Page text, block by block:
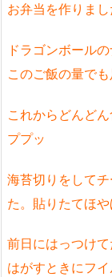
お弁当を作りまし
ドラゴンボール
このご飯の量で
これからどんど
ププッ
海苔切りをして
た。貼りたてほ
前日にはっつけ
はがすときにフ